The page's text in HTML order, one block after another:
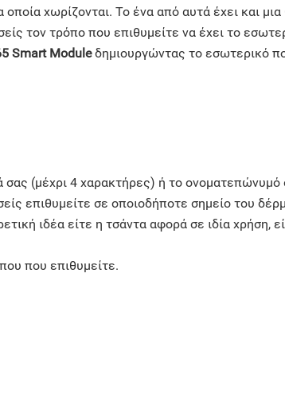
χωρίζονται. Το ένα από αυτά έχει και
τον τρόπο που επιθυμείτε να έχει το
Smart Moduleδημιουργώντας το εσωτερικό
σας (μέχρι 4 χαρακτήρες) ή το
επιθυμείτε σε οποιοδήποτε σημείο του
ιδέα είτε η τσάντα αφορά σε ιδία χρήση,
που επιθυμείτε.